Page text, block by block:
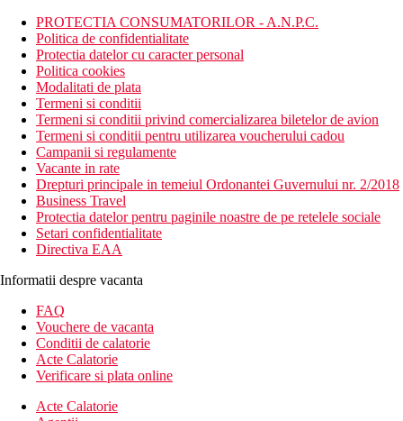
PROTECTIA CONSUMATORILOR - A.N.P.C.
Politica de confidentialitate
Protectia datelor cu caracter personal
Politica cookies
Modalitati de plata
Termeni si conditii
Termeni si conditii privind comercializarea biletelor de avion
Termeni si conditii pentru utilizarea voucherului cadou
Campanii si regulamente
Vacante in rate
Drepturi principale in temeiul Ordonantei Guvernului nr. 2/2018
Business Travel
Protectia datelor pentru paginile noastre de pe retelele sociale
Setari confidentialitate
Directiva EAA
Informatii despre vacanta
FAQ
Vouchere de vacanta
Conditii de calatorie
Acte Calatorie
Verificare si plata online
Acte Calatorie